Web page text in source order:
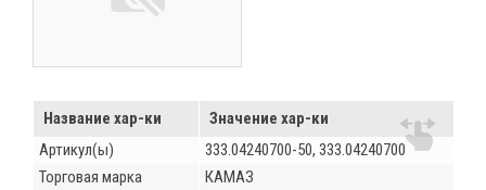
Название хар-ки
Значение хар-ки
Артикул(ы)
333.04240700-50, 333.04240700
Торговая марка
КАМАЗ